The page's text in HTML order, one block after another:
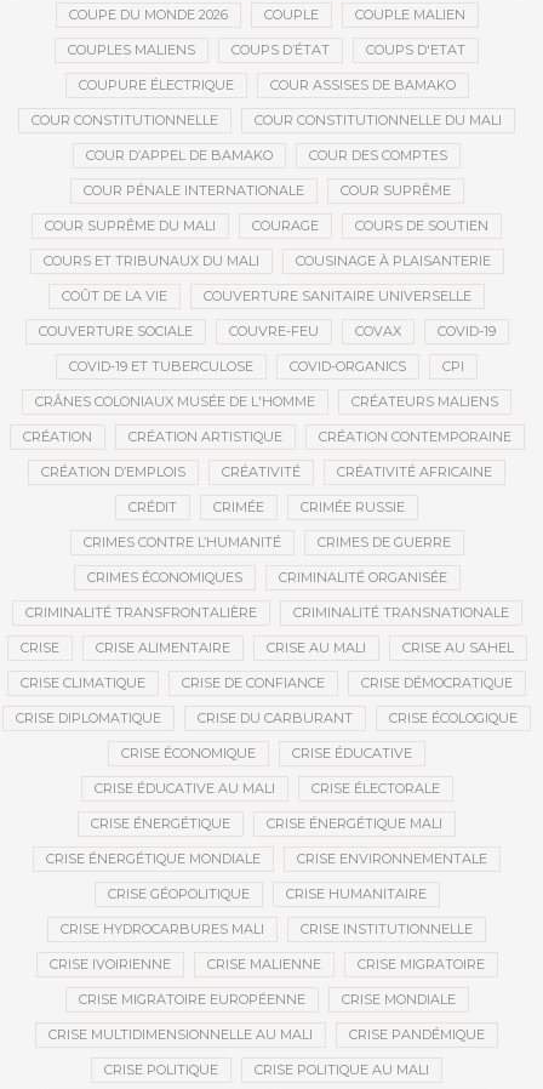
COUPE DU MONDE 2026 COUPLE COUPLE MALIEN
COUPLES MALIENS COUPS D’ÉTAT COUPS D'ETAT
COUPURE ÉLECTRIQUE COUR ASSISES DE BAMAKO
COUR CONSTITUTIONNELLE COUR CONSTITUTIONNELLE DU MALI
COUR D’APPEL DE BAMAKO COUR DES COMPTES
COUR PÉNALE INTERNATIONALE COUR SUPRÊME
COUR SUPRÊME DU MALI COURAGE COURS DE SOUTIEN
COURS ET TRIBUNAUX DU MALI COUSINAGE À PLAISANTERIE
COÛT DE LA VIE COUVERTURE SANITAIRE UNIVERSELLE
COUVERTURE SOCIALE COUVRE-FEU COVAX COVID-19
COVID-19 ET TUBERCULOSE COVID-ORGANICS CPI
CRÂNES COLONIAUX MUSÉE DE L'HOMME CRÉATEURS MALIENS
CRÉATION CRÉATION ARTISTIQUE CRÉATION CONTEMPORAINE
CRÉATION D’EMPLOIS CRÉATIVITÉ CRÉATIVITÉ AFRICAINE
CRÉDIT CRIMÉE CRIMÉE RUSSIE
CRIMES CONTRE L’HUMANITÉ CRIMES DE GUERRE
CRIMES ÉCONOMIQUES CRIMINALITÉ ORGANISÉE
CRIMINALITÉ TRANSFRONTALIÈRE CRIMINALITÉ TRANSNATIONALE
CRISE CRISE ALIMENTAIRE CRISE AU MALI CRISE AU SAHEL
CRISE CLIMATIQUE CRISE DE CONFIANCE CRISE DÉMOCRATIQUE
CRISE DIPLOMATIQUE CRISE DU CARBURANT CRISE ÉCOLOGIQUE
CRISE ÉCONOMIQUE CRISE ÉDUCATIVE
CRISE ÉDUCATIVE AU MALI CRISE ÉLECTORALE
CRISE ÉNERGÉTIQUE CRISE ÉNERGÉTIQUE MALI
CRISE ÉNERGÉTIQUE MONDIALE CRISE ENVIRONNEMENTALE
CRISE GÉOPOLITIQUE CRISE HUMANITAIRE
CRISE HYDROCARBURES MALI CRISE INSTITUTIONNELLE
CRISE IVOIRIENNE CRISE MALIENNE CRISE MIGRATOIRE
CRISE MIGRATOIRE EUROPÉENNE CRISE MONDIALE
CRISE MULTIDIMENSIONNELLE AU MALI CRISE PANDÉMIQUE
CRISE POLITIQUE CRISE POLITIQUE AU MALI